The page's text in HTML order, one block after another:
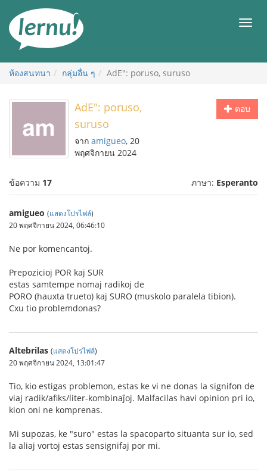
สารบัญ
เมนู
ห้องสนทนา กลุ่มอื่น ๆ AdE": poruso, suruso
ตอบ
AdE": poruso,
suruso
จาก amigueo, 20
พฤศจิกายน 2024
ข้อความ 17 ภาษา: Esperanto
amigueo (แสดงโปรไฟล์)
20 พฤศจิกายน 2024, 06:46:10
Ne por komencantoj.
Prepozicioj POR kaj SUR
estas samtempe nomaj radikoj de
PORO (hauxta trueto) kaj SURO (muskolo paralela tibion).
Cxu tio problemdonas?
Altebrilas (แสดงโปรไฟล์)
20 พฤศจิกายน 2024, 13:01:47
Tio, kio estigas problemon, estas ke vi ne donas la signifon de
viaj radik/afiks/liter-kombinaĵoj. Malfacilas havi opinion pri io,
kion oni ne komprenas.
Mi supozas, ke "suro" estas la spacoparto situanta sur io, sed
la aliaj vortoj estas sensignifaj por mi.